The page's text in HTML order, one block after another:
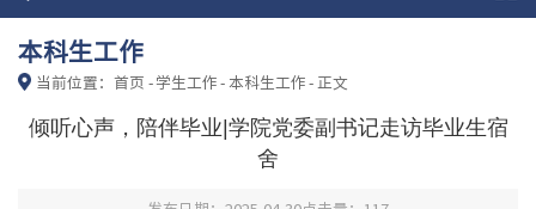
本科生工作
当前位置：首页 -学生工作- 本科生工作-正文
倾听心声，陪伴毕业|学院党委副书记走访毕业生宿
舍